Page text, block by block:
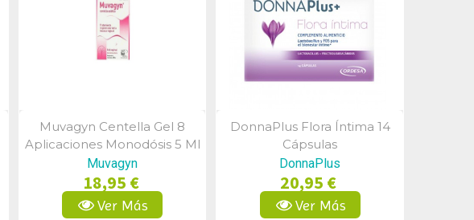
Vista Rápida
Muvagyn Centella Gel 8
Aplicaciones Monodósis 5 Ml
Muvagyn
18,95 €
Ver Más
Vista Rápida
DonnaPlus Flora Íntima 14
Cápsulas
DonnaPlus
20,95 €
Ver Más